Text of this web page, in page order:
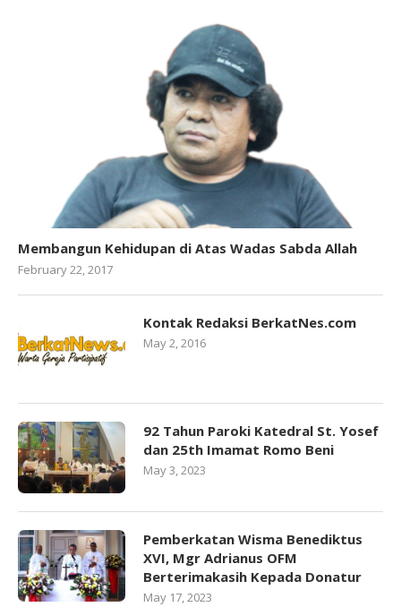
Membangun Kehidupan di Atas Wadas Sabda Allah
February 22, 2017
Kontak Redaksi BerkatNes.com
May 2, 2016
92 Tahun Paroki Katedral St. Yosef
dan 25th Imamat Romo Beni
May 3, 2023
Pemberkatan Wisma Benediktus
XVI, Mgr Adrianus OFM
Berterimakasih Kepada Donatur
May 17, 2023